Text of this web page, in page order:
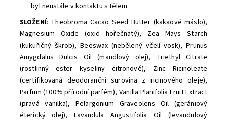
byl neustále v kontaktu s tělem.
SLOŽENÍ: Theobroma Cacao Seed Butter (kakaové máslo),
Magnesium Oxide (oxid hořečnatý), Zea Mays Starch
(kukuřičný škrob), Beeswax (nebělený včelí vosk), Prunus
Amygdalus Dulcis Oil (mandlový olej), Triethyl Citrate
(rostlinný ester kyseliny citronové), Zinc Ricinoleate
(certifikovaná deodoranční surovina z ricinového oleje),
Parfum (100% přírodní parfém), Vanilla Planifolia Fruit Extract
(pravá vanilka), Pelargonium Graveolens Oil (gerániový
éterický olej), Lavandula Angustifolia Oil (levandulový